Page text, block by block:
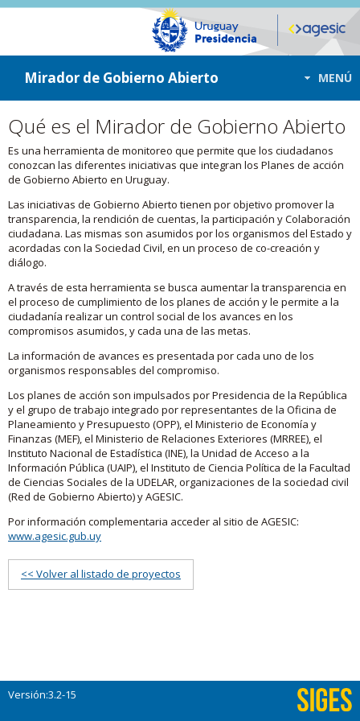
ir a contenido
ir al menú
Mirador de Gobierno Abierto MENÚ
Qué es el Mirador de Gobierno Abierto
Es una herramienta de monitoreo que permite que los ciudadanos
conozcan las diferentes iniciativas que integran los Planes de acción
de Gobierno Abierto en Uruguay.
Las iniciativas de Gobierno Abierto tienen por objetivo promover la
transparencia, la rendición de cuentas, la participación y Colaboración
ciudadana. Las mismas son asumidos por los organismos del Estado y
acordadas con la Sociedad Civil, en un proceso de co-creación y
diálogo.
A través de esta herramienta se busca aumentar la transparencia en
el proceso de cumplimiento de los planes de acción y le permite a la
ciudadanía realizar un control social de los avances en los
compromisos asumidos, y cada una de las metas.
La información de avances es presentada por cada uno de los
organismos responsables del compromiso.
Los planes de acción son impulsados por Presidencia de la República
y el grupo de trabajo integrado por representantes de la Oficina de
Planeamiento y Presupuesto (OPP), el Ministerio de Economía y
Finanzas (MEF), el Ministerio de Relaciones Exteriores (MRREE), el
Instituto Nacional de Estadística (INE), la Unidad de Acceso a la
Información Pública (UAIP), el Instituto de Ciencia Política de la Facultad
de Ciencias Sociales de la UDELAR, organizaciones de la sociedad civil
(Red de Gobierno Abierto) y AGESIC.
Por información complementaria acceder al sitio de AGESIC:
www.agesic.gub.uy
<< Volver al listado de proyectos
Versión:3.2-15